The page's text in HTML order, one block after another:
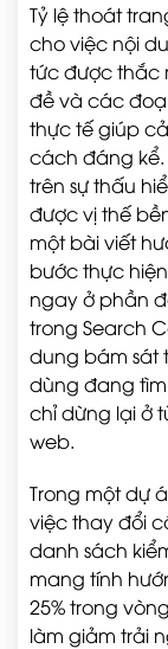
Tỷ lệ thoát
cho việc nội
tức được thắc
đề và các
thực tế giúp
cách đáng
trên sự thấu
được vị thế
một bài viết
bước thực
ngay ở phần
trong Search
dung bám sát
dùng đang
chỉ dừng lại ở
web.
Trong một dự
việc thay đổi
danh sách
mang tính
25% trong
làm giảm trải